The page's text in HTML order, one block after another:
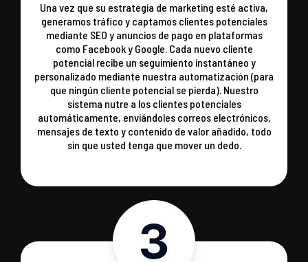
Una vez que su estrategia de marketing esté activa,
generamos tráfico y captamos clientes potenciales
mediante SEO y anuncios de pago en plataformas
como Facebook y Google. Cada nuevo cliente
potencial recibe un seguimiento instantáneo y
personalizado mediante nuestra automatización (para
que ningún cliente potencial se pierda). Nuestro
sistema nutre a los clientes potenciales
automáticamente, enviándoles correos electrónicos,
mensajes de texto y contenido de valor añadido, todo
sin que usted tenga que mover un dedo.